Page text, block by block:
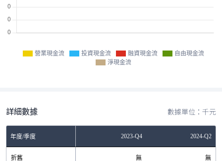
營業現金流 投資現金流 融資現金流
自由現金流
淨現金流
詳細數據 數據單位：千元
年度/季度 2023-Q4 2024-Q2
折舊 無 無